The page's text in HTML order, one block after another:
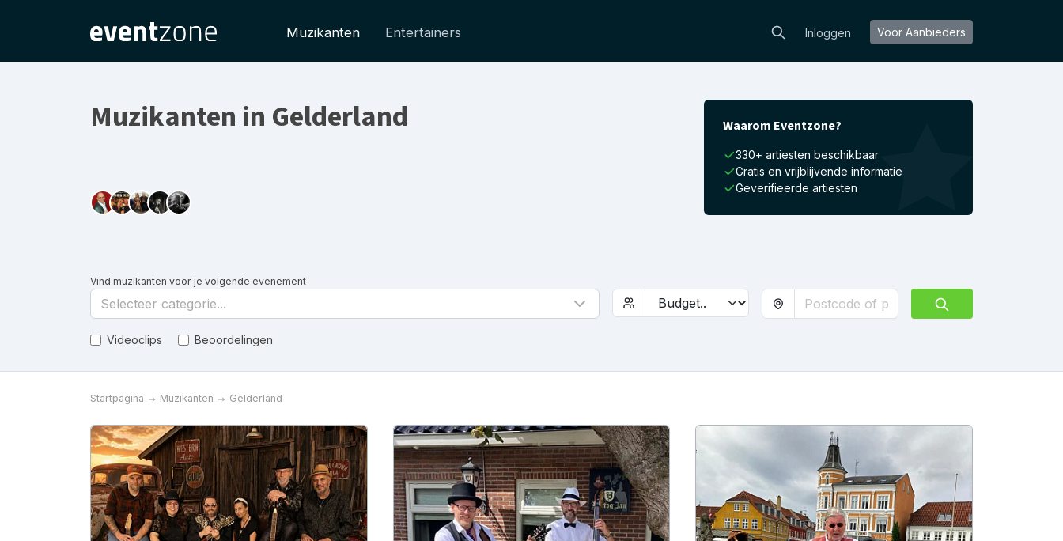
Muzikanten Entertainers Inloggen Voor Aanbieders
Muzikanten in Gelderland Waarom Eventzone?
330+ artiesten beschikbaar
Gratis en vrijblijvende informatie
Geverifieerde artiesten
Vind muzikanten voor je volgende evenement
Selecteer categorie...
Videoclips Beoordelingen
Startpagina Muzikanten Gelderland